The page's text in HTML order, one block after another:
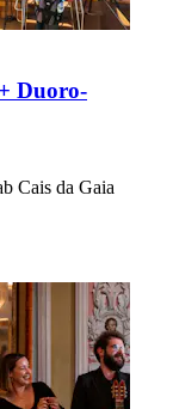
Duoro-
Cais da Gaia